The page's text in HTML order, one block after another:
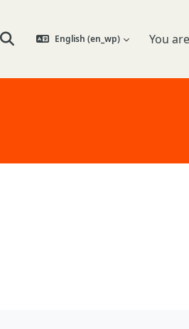
Toggle search input
English ‎(en_wp)‎ You